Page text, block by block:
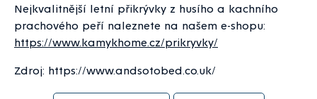
Nejkvalitnější letní přikrývky z husího a kachního
prachového peří naleznete na našem e-shopu:
https://www.kamykhome.cz/prikryvky/
Zdroj: https://www.andsotobed.co.uk/